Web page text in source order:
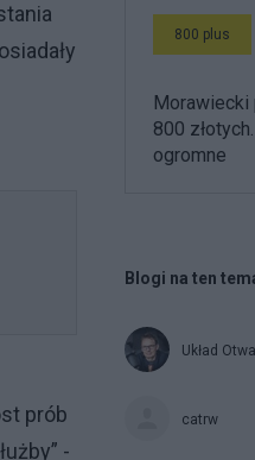
prób
-
800 plus
Morawiecki
800
ogromne
Blogi na ten
Układ
catrw